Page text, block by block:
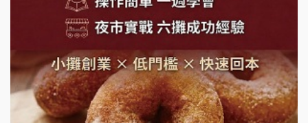
鬍子茶加盟說明會
鮮茶道加盟說明會
微風亭鐵板燒加盟說明會
漫步藍咖啡加盟說明會